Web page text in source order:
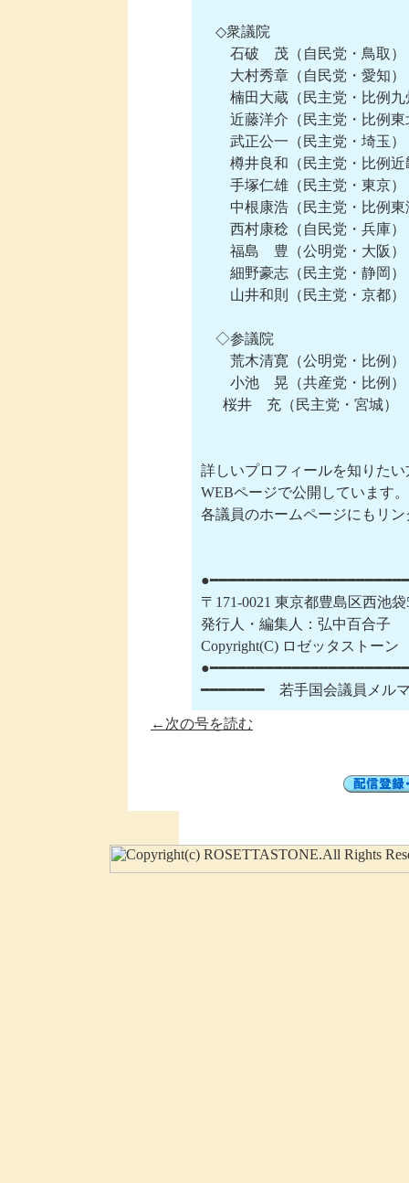
◇衆議院
石破　茂（自民党・鳥取）
大村秀章（自民党・愛知）
楠田大蔵（民主党・比例九
近藤洋介（民主党・比例東
武正公一（民主党・埼玉）
樽井良和（民主党・比例近
手塚仁雄（民主党・東京）
中根康浩（民主党・比例東
西村康稔（自民党・兵庫）
福島　豊（公明党・大阪）
細野豪志（民主党・静岡）
山井和則（民主党・京都）
◇参議院
荒木清寛（公明党・比例）
小池　晃（共産党・比例）
桜井　充（民主党・宮城）
詳しいプロフィールを知りた
WEBページで公開しています
各議員のホームページにもリ
〒171-0021 東京都豊島区西池
発行人・編集人：弘中百合子
Copyright(C) ロゼッタストーン
━━━━━━━　若手国会議員メル
←次の号を読む